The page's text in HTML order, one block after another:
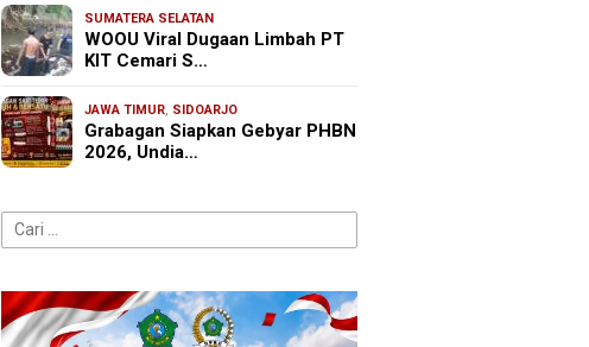
SUMATERA SELATAN
WOOU Viral Dugaan Limbah PT
KIT Cemari S…
JAWA TIMUR, SIDOARJO
Grabagan Siapkan Gebyar PHBN
2026, Undia…
Cari
untuk: